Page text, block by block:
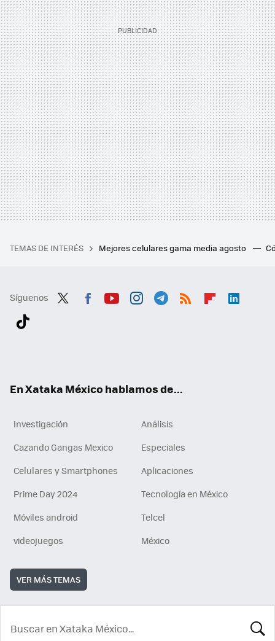
TEMAS DE INTERÉS Mejores celulares gama media agosto
Síguenos
En Xataka México hablamos de...
Investigación
Análisis
Cazando Gangas Mexico
Especiales
Celulares y Smartphones
Aplicaciones
Prime Day 2024
Tecnología en México
Móviles android
Telcel
videojuegos
México
VER MÁS TEMAS